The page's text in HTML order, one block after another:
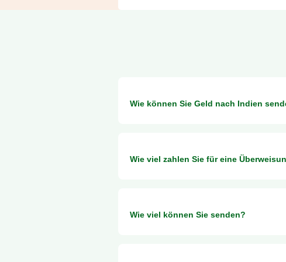
Wie können Sie Geld nach Indien
Wie viel zahlen Sie für eine
Wie viel können Sie senden?